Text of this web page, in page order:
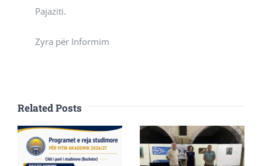
Pajaziti.
Zyra për Informim
Related Posts